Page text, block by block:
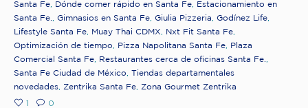
Santa Fe
Dónde comer rápido en Santa Fe
Estacionamiento en
Santa Fe.
Gimnasios en Santa Fe Giulia Pizzeria Godínez Life
Lifestyle Santa Fe
Muay Thai CDMX Nxt Fit Santa Fe
Optimización de tiempo
Pizza Napolitana Santa Fe
Plaza
Comercial Santa Fe
Restaurantes cerca de oficinas Santa Fe.
Santa Fe Ciudad de México
Tiendas departamentales
novedades
Zentrika Santa Fe Zona Gourmet Zentrika
1 0